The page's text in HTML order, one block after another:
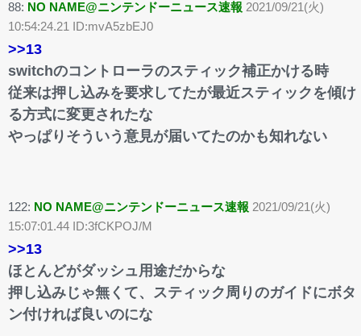
88: NO NAME@ニンテンドーニュース速報 2021/09/21(火)
10:54:24.21 ID:mvA5zbEJ0
>>13
switchのコントローラのスティック補正かける時
従来は押し込みを要求してたが最近スティックを傾け
る方式に変更されたな
やっぱりそういう意見が届いてたのかも知れない
122: NO NAME@ニンテンドーニュース速報 2021/09/21(火)
15:07:01.44 ID:3fCKPOJ/M
>>13
ほとんどがダッシュ用途だからな
押し込みじゃ無くて、スティック周りのガイドにボタ
ン付ければ良いのにな